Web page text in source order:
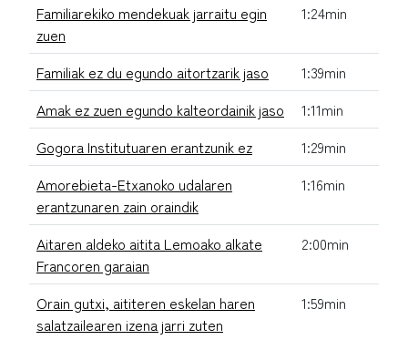
Familiarekiko mendekuak jarraitu egin
zuen
1:24min
Familiak ez du egundo aitortzarik jaso
1:39min
Amak ez zuen egundo kalteordainik jaso
1:11min
Gogora Institutuaren erantzunik ez
1:29min
Amorebieta-Etxanoko udalaren
erantzunaren zain oraindik
1:16min
Aitaren aldeko aitita Lemoako alkate
Francoren garaian
2:00min
Orain gutxi, aititeren eskelan haren
salatzailearen izena jarri zuten
1:59min